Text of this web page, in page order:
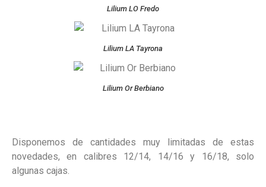
Lilium LO Fredo
Lilium LA Tayrona
Lilium Or Berbiano
Disponemos de cantidades muy limitadas de estas
novedades, en calibres 12/14, 14/16 y 16/18, solo
algunas cajas.